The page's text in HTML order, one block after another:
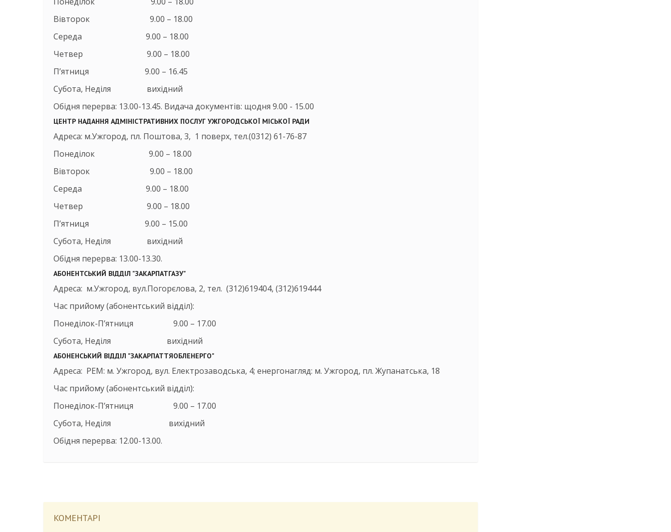
Вівторок 9.00 – 18.00
Середа 9.00 – 18.00
Четвер 9.00 – 18.00
П’ятниця 9.00 – 16.45
Субота, Неділя вихідний
Обідня перерва: 13.00-13.45. Видача документів: щодня 9.00 - 15.00
ЦЕНТР НАДАННЯ АДМІНІСТРАТИВНИХ ПОСЛУГ УЖГОРОДСЬКОЇ МІСЬКОЇ РАДИ
Адреса: м.Ужгород, пл. Поштова, 3, 1 поверх, тел.(0312) 61-76-87
Понеділок 9.00 – 18.00
Вівторок 9.00 – 18.00
Середа 9.00 – 18.00
Четвер 9.00 – 18.00
П’ятниця 9.00 – 15.00
Субота, Неділя вихідний
Обідня перерва: 13.00-13.30.
АБОНЕНТСЬКИЙ ВІДДІЛ "ЗАКАРПАТГАЗУ"
Адреса: м.Ужгород, вул.Погорєлова, 2, тел. (312)619404, (312)619444
Час прийому (абонентський відділ):
Понеділок-П’ятниця 9.00 – 17.00
Субота, Неділя вихідний
АБОНЕНСЬКИЙ ВІДДІЛ "ЗАКАРПАТТЯОБЛЕНЕРГО"
Адреса: РЕМ: м. Ужгород, вул. Електрозаводська, 4; енергонагляд: м. Ужгород, пл. Жупанатська, 18
Час прийому (абонентський відділ):
Понеділок-П’ятниця 9.00 – 17.00
Субота, Неділя вихідний
Обідня перерва: 12.00-13.00.
КОМЕНТАРІ